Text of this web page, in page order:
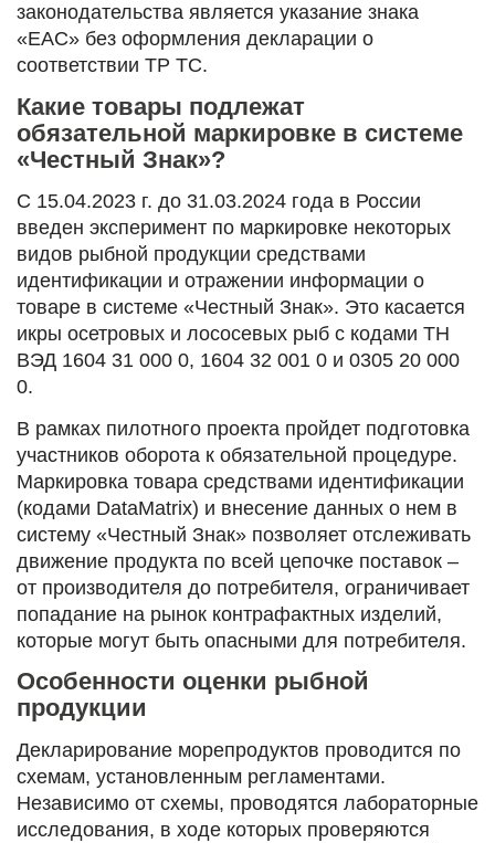
законодательства является указание знака
«ЕАС» без оформления декларации о
соответствии ТР ТС.
Какие товары подлежат
обязательной маркировке в системе
«Честный Знак»?
С 15.04.2023 г. до 31.03.2024 года в России
введен эксперимент по маркировке некоторых
видов рыбной продукции средствами
идентификации и отражении информации о
товаре в системе «Честный Знак». Это касается
икры осетровых и лососевых рыб с кодами ТН
ВЭД 1604 31 000 0, 1604 32 001 0 и 0305 20 000
0.
В рамках пилотного проекта пройдет подготовка
участников оборота к обязательной процедуре.
Маркировка товара средствами идентификации
(кодами DataMatrix) и внесение данных о нем в
систему «Честный Знак» позволяет отслеживать
движение продукта по всей цепочке поставок –
от производителя до потребителя, ограничивает
попадание на рынок контрафактных изделий,
которые могут быть опасными для потребителя.
Особенности оценки рыбной
продукции
Декларирование морепродуктов проводится по
схемам, установленным регламентами.
Независимо от схемы, проводятся лабораторные
исследования, в ходе которых проверяются